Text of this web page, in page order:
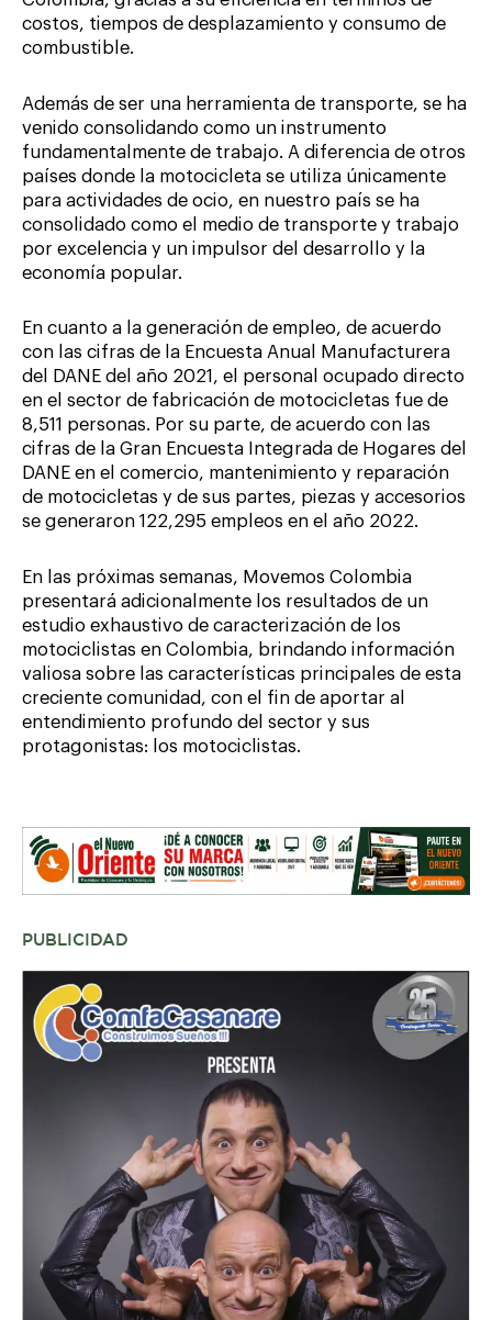
costos, tiempos de desplazamiento y consumo de
combustible.
Además de ser una herramienta de transporte, se ha
venido consolidando como un instrumento
fundamentalmente de trabajo. A diferencia de otros
países donde la motocicleta se utiliza únicamente
para actividades de ocio, en nuestro país se ha
consolidado como el medio de transporte y trabajo
por excelencia y un impulsor del desarrollo y la
economía popular.
En cuanto a la generación de empleo, de acuerdo
con las cifras de la Encuesta Anual Manufacturera
del DANE del año 2021, el personal ocupado directo
en el sector de fabricación de motocicletas fue de
8,511 personas. Por su parte, de acuerdo con las
cifras de la Gran Encuesta Integrada de Hogares del
DANE en el comercio, mantenimiento y reparación
de motocicletas y de sus partes, piezas y accesorios
se generaron 122,295 empleos en el año 2022.
En las próximas semanas, Movemos Colombia
presentará adicionalmente los resultados de un
estudio exhaustivo de caracterización de los
motociclistas en Colombia, brindando información
valiosa sobre las características principales de esta
creciente comunidad, con el fin de aportar al
entendimiento profundo del sector y sus
protagonistas: los motociclistas.
PUBLICIDAD